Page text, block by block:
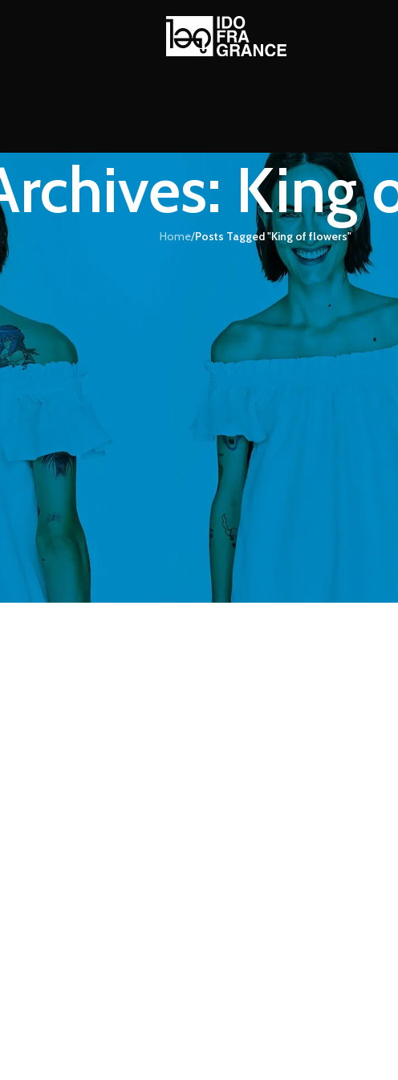
King
Home/Posts Tagged "King of flowers"